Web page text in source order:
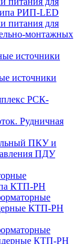
РИП-LED
питания для
монтажных
источники
источники
РСК-
Рудничная
ПКУ и
ПДУ
КТП-РН
КТП-РН
КТП-РН